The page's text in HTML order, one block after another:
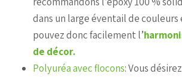
dans un large éventail de couleurs
pouvez donc facilement l’
de décor.
Polyuréa avec flocons: Vous